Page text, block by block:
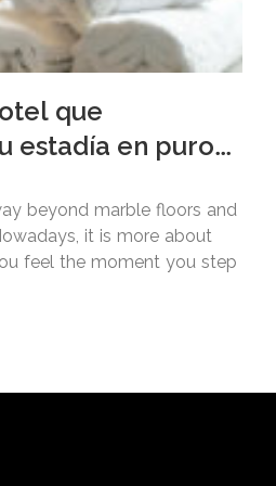
que
estadía en puro
beyond marble floors and
it is more about
feel the moment you step